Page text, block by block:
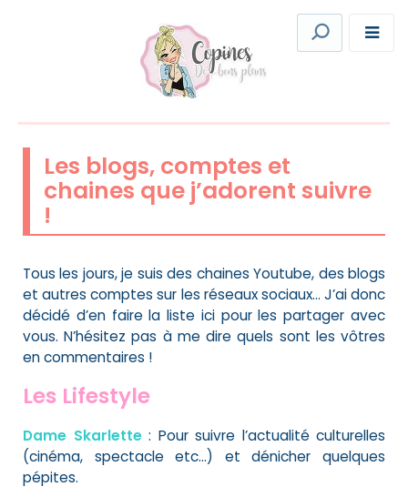
Les blogs, comptes et
chaines que j’adorent suivre
!
Tous les jours, je suis des chaines Youtube, des blogs
et autres comptes sur les réseaux sociaux… J’ai donc
décidé d’en faire la liste ici pour les partager avec
vous. N’hésitez pas à me dire quels sont les vôtres
en commentaires !
Les Lifestyle
Dame Skarlette: Pour suivre l’actualité culturelles
(cinéma, spectacle etc…) et dénicher quelques
pépites.